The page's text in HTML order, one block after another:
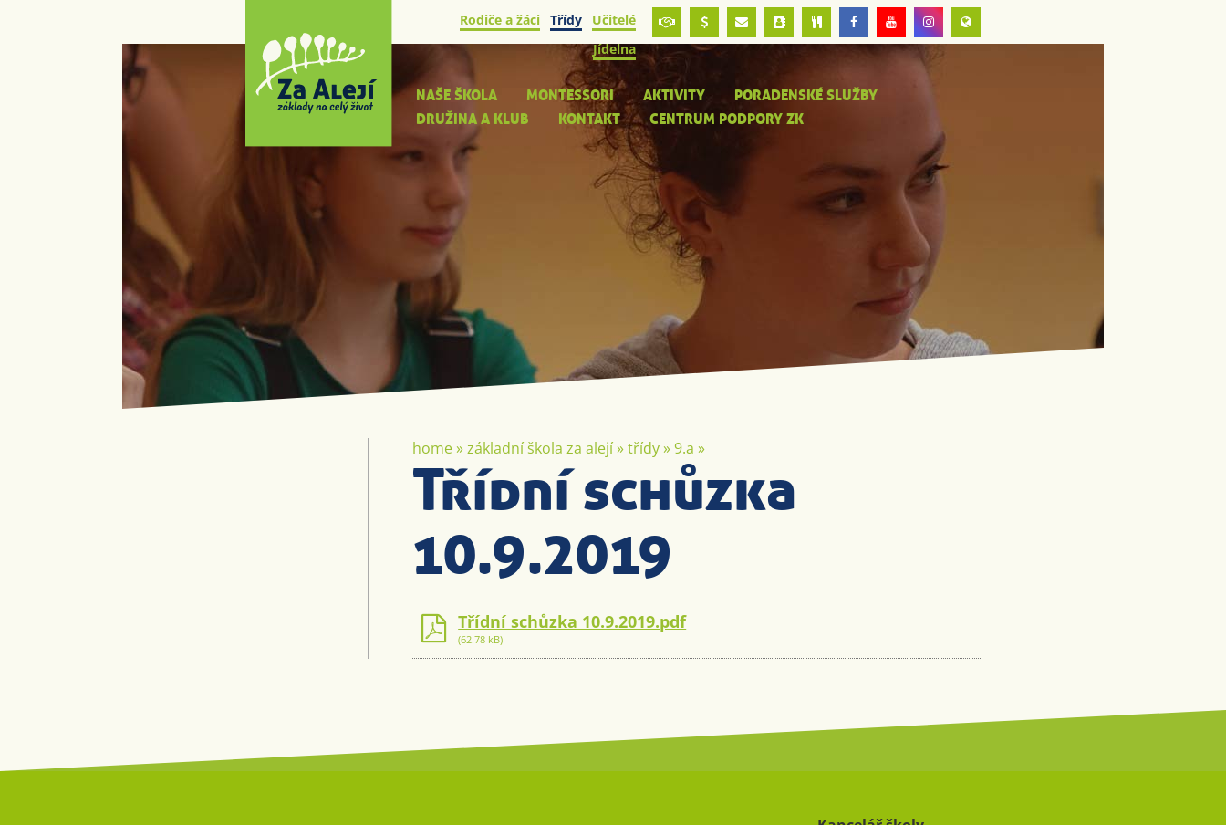
Rodiče a žáci Třídy
Učitelé
Jídelna
NAŠE ŠKOLA MONTESSORI AKTIVITY
PORADENSKÉ SLUŽBY
DRUŽINA A KLUB
KONTAKT CENTRUM PODPORY ZK
home»základní škola za alejí»třídy»9.a »
Třídní schůzka
10.9.2019
Třídní schůzka 10.9.2019.pdf
(62.78 kB)